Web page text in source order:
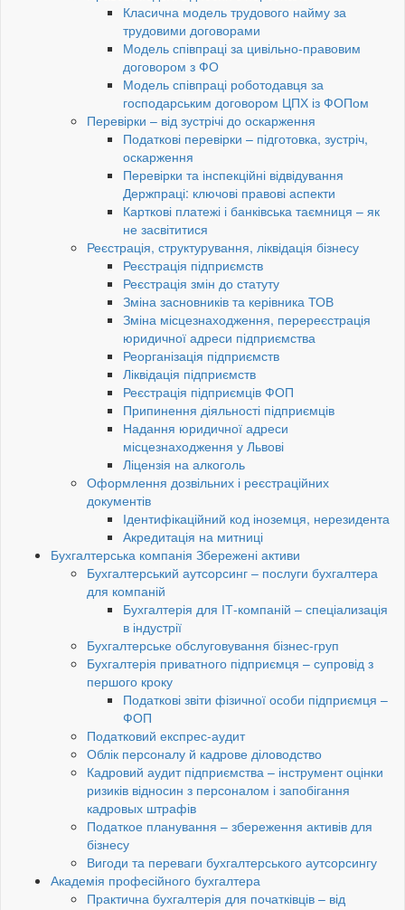
Класична модель трудового найму за
трудовими договорами
Модель співпраці за цивільно-правовим
договором з ФО
Модель співпраці роботодавця за
господарським договором ЦПХ із ФОПом
Перевірки – від зустрічі до оскарження
Податкові перевірки – підготовка, зустріч,
оскарження
Перевірки та інспекційні відвідування
Держпраці: ключові правові аспекти
Карткові платежі і банківська таємниця – як
не засвітитися
Реєстрація, структурування, ліквідація бізнесу
Реєстрація підприємств
Реєстрація змін до статуту
Зміна засновників та керівника ТОВ
Зміна місцезнаходження, перереєстрація
юридичної адреси підприємства
Реорганізація підприємств
Ліквідація підприємств
Реєстрація підприємців ФОП
Припинення діяльності підприємців
Надання юридичної адреси
місцезнаходження у Львові
Ліцензія на алкоголь
Оформлення дозвільних і реєстраційних
документів
Ідентифікаційний код іноземця, нерезидента
Акредитація на митниці
Бухгалтерська компанія Збережені активи
Бухгалтерський аутсорсинг – послуги бухгалтера
для компаній
Бухгалтерія для ІТ-компаній – спеціализація
в індустрії
Бухгалтерське обслуговування бізнес-груп
Бухгалтерія приватного підприємця – супровід з
першого кроку
Податкові звіти фізичної особи підприємця –
ФОП
Податковий експрес-аудит
Облік персоналу й кадрове діловодство
Кадровий аудит підприємства – інструмент оцінки
ризиків відносин з персоналом і запобігання
кадровых штрафів
Податкое планування – збереження активів для
бізнесу
Вигоди та переваги бухгалтерського аутсорсингу
Академія професійного бухгалтера
Практична бухгалтерія для початківців – від